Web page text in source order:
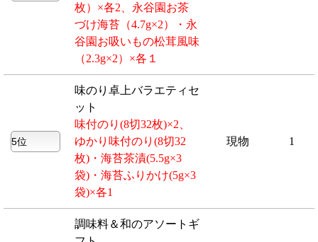
枚）×各2、永谷園お茶
づけ海苔（4.7g×2）・永
谷園お吸いもの松茸風味
（2.3g×2）×各１
味のり卓上バラエティセ
ット
味付のり(8切32枚)×2、
ゆかり味付のり(8切32
枚)・海苔茶漬(5.5g×3
袋)・海苔ふりかけ(5g×3
袋)×各1
現物 1
調味料＆和のアソートギ